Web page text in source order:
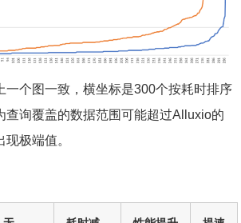
一个图一致，横坐标是300个按耗时排序
查询覆盖的数据范围可能超过Alluxio的
极端值。
无
耗时减
性能提升
提速